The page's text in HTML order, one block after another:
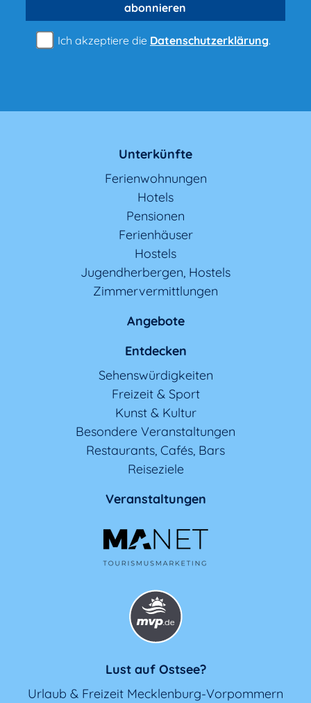
abonnieren
Ich akzeptiere die Datenschutzerklärung.
Unterkünfte
Ferienwohnungen
Hotels
Pensionen
Ferienhäuser
Hostels
Jugendherbergen, Hostels
Zimmervermittlungen
Angebote
Entdecken
Sehenswürdigkeiten
Freizeit & Sport
Kunst & Kultur
Besondere Veranstaltungen
Restaurants, Cafés, Bars
Reiseziele
Veranstaltungen
Lust auf Ostsee?
Urlaub & Freizeit Mecklenburg-Vorpommern